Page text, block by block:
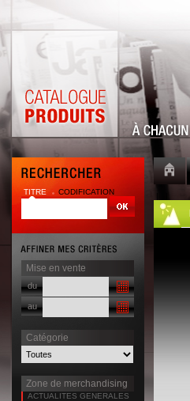
TITRE CODIFICATION
Mise en vente
du
au
Catégorie
Zone de merchandising
ACTUALITES GENERALES